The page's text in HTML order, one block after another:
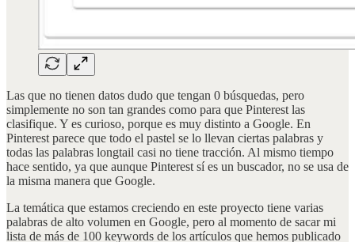
Las que no tienen datos dudo que tengan 0 búsquedas, pero
simplemente no son tan grandes como para que Pinterest las
clasifique. Y es curioso, porque es muy distinto a Google. En
Pinterest parece que todo el pastel se lo llevan ciertas palabras y
todas las palabras longtail casi no tiene tracción. Al mismo tiempo
hace sentido, ya que aunque Pinterest sí es un buscador, no se usa de
la misma manera que Google.
La temática que estamos creciendo en este proyecto tiene varias
palabras de alto volumen en Google, pero al momento de sacar mi
lista de más de 100 keywords de los artículos que hemos publicado